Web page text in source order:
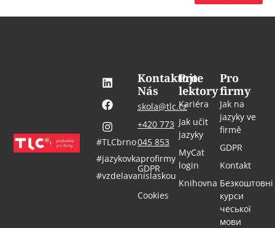
Pro
firmy
Jak na
jazyky ve
firmě
GDPR
Kontakt
Безкоштовні
курси
чеської
мови
Pro
lektory
Kariéra
Jak učit
jazyky
MyCat
login
Knihovna
Kontaktujte
Nás
skola@tlc.cz
+420 773
045 853
GDPR
Cookies
#TLCbrno
#jazykovkaprofirmy
#vzdelavanislaskou